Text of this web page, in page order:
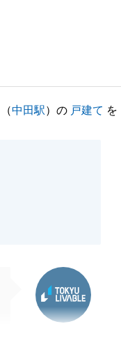
（中田駅）の 戸建て を